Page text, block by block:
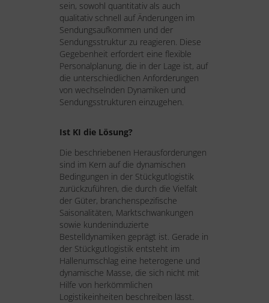
sein, sowohl quantitativ als auch
qualitativ schnell auf Änderungen im
Sendungsaufkommen und der
Sendungsstruktur zu reagieren. Diese
Gegebenheit erfordert eine flexible
Personalplanung, die in der Lage ist, auf
die unterschiedlichen Anforderungen
von wechselnden Dynamiken und
Sendungsstrukturen einzugehen.
Ist KI die Lösung?
Die beschriebenen Herausforderungen
sind im Kern auf die dynamischen
Bedingungen in der Stückgutlogistik
zurückzuführen, die durch die Vielfalt
der Güter, branchenspezifische
Saisonalitäten, Marktschwankungen
sowie kundeninduzierte
Bestelldynamiken geprägt ist. Gerade in
der Stückgutlogistik entsteht im
Hallenumschlag eine heterogene und
dynamische Masse, die sich nicht mit
Hilfe von herkömmlichen
Logistikeinheiten beschreiben lässt.